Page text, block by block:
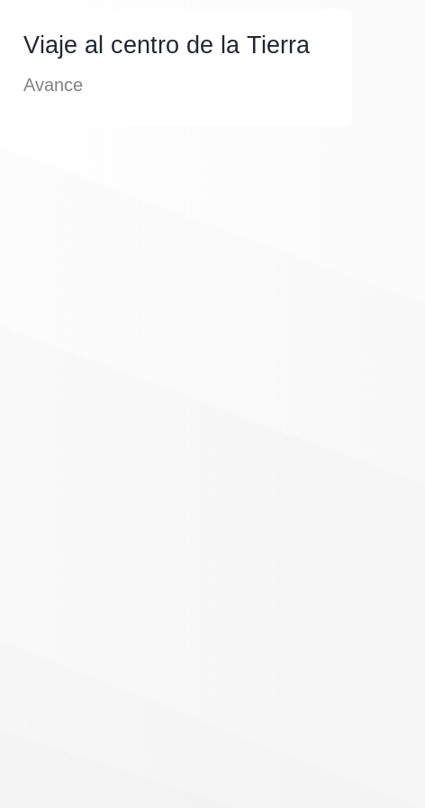
Viaje al centro de la Tierra
Avance